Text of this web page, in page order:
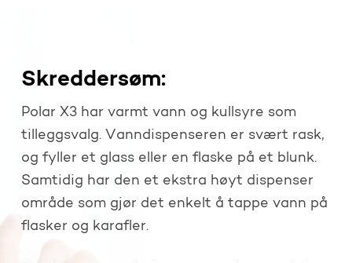
Skreddersøm:
Polar X3 har varmt vann og kullsyre som
tilleggsvalg. Vanndispenseren er svært rask,
og fyller et glass eller en flaske på et blunk.
Samtidig har den et ekstra høyt dispenser
område som gjør det enkelt å tappe vann på
flasker og karafler.